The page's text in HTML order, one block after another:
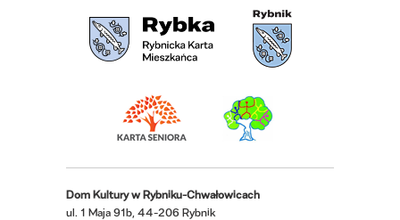
Dom Kultury w Rybniku-Chwałowicach
ul. 1 Maja 91b, 44-206 Rybnik